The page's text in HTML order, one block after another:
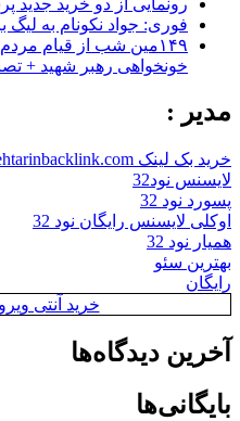
فوری: جواد نکونام به
۱۴۹مین شب از قیام
خونخواهی رهبر شهید +
مدیر :
خرید بک لینک behtarinbacklink.com
لایسنس نود32
پسورد نود 32
اوکلی لایسنس رایگان نود 32
همیار نود 32
بهترین سئو
رایگان
خرید آنتی
آخرین دیدگاه‌ها
بایگانی‌ها